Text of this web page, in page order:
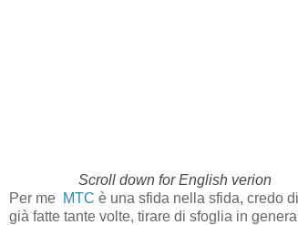
Scroll down for English verion
Per me MTC è una sfida nella sfida, credo
già fatte tante volte, tirare di sfoglia in